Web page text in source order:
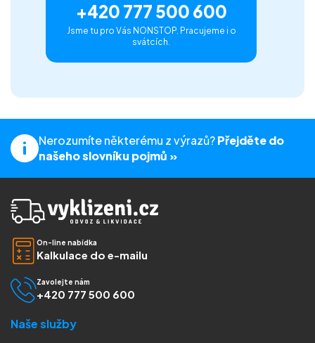
+420 777 500 600
Jsme tu pro Vás NONSTOP. Pracujeme i o
svátcích.
Nerozumíte některému z výrazů?Přejděte do
našeho slovníku pojmů »
On-line nabídka
Kalkulace do e-mailu
Zavolejte nám
+420 777 500 600
Naše služby